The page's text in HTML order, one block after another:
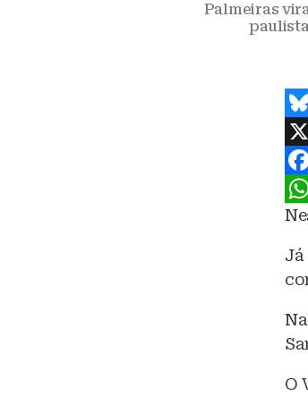
Palmeiras
B
l
u
e
s
k
X
F
a
c
e
o
k
W
h
a
s
p
O